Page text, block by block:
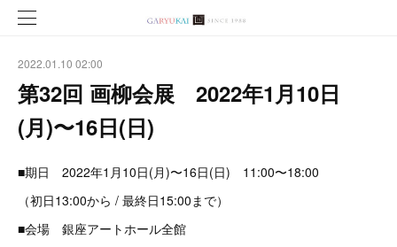
2022.01.10 02:00
第32回 画柳会展 2022年1月10日
(月)〜16日(日)
■期日 2022年1月10日(月)〜16日(日) 11:00〜18:00
（初日13:00から / 最終日15:00まで）
■会場 銀座アートホール全館